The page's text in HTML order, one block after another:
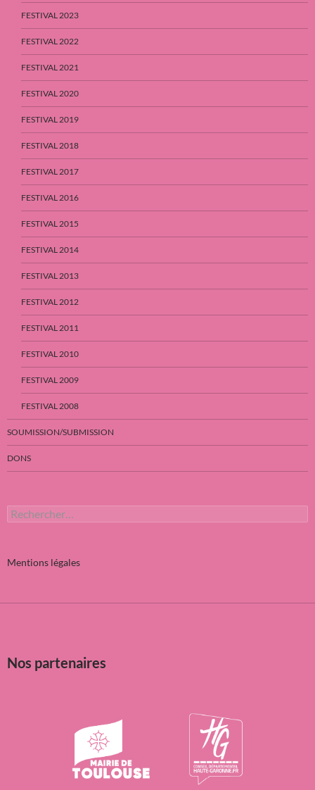
FESTIVAL 2023
FESTIVAL 2022
FESTIVAL 2021
FESTIVAL 2020
FESTIVAL 2019
FESTIVAL 2018
FESTIVAL 2017
FESTIVAL 2016
FESTIVAL 2015
FESTIVAL 2014
FESTIVAL 2013
FESTIVAL 2012
FESTIVAL 2011
FESTIVAL 2010
FESTIVAL 2009
FESTIVAL 2008
SOUMISSION/SUBMISSION
DONS
Rechercher :
Mentions légales
Nos partenaires